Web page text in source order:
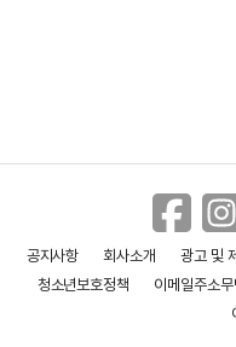
공지사항 회사소개 광고 및
청소년보호정책
이메일주소